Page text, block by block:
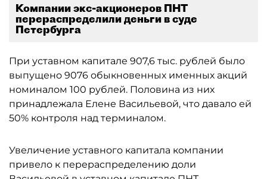
Компании экс-акционеров ПНТ
перераспределили деньги в суде
Петербурга
При уставном капитале 907,6 тыс. рублей было
выпущено 9076 обыкновенных именных акций
номиналом 100 рублей. Половина из них
принадлежала Елене Васильевой, что давало ей
50% контроля над терминалом.
Увеличение уставного капитала компании
привело к перераспределению доли